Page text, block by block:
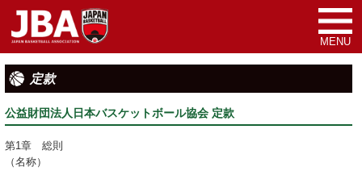
MENU
定款
公益財団法人日本バスケットボール協会 定款
第1章 総則
（名称）